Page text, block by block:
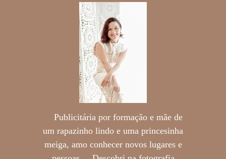
Publicitária por formação e mãe de
um rapazinho lindo e uma princesinha
meiga, amo conhecer novos lugares e